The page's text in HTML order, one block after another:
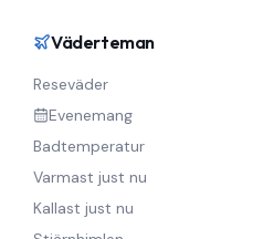
Väderteman
Reseväder
Evenemang
Badtemperatur
Varmast just nu
Kallast just nu